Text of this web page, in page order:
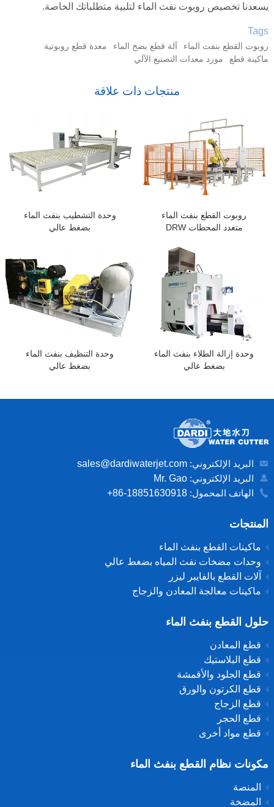
يسعدنا تخصيص روبوت نفث الماء لتلبية متطلباتك الخاصة.
Tags
روبوت القطع بنفث الماء آلة قطع بضخ الماء
معدة قطع روبوتية
ماكينة قطع
مورد معدات التصنيع الآلي
منتجات ذات علاقة
روبوت القطع بنفث الماء
متعدد المحطات DRW
وحدة التشطيب بنفث الماء
بضغط عالي
وحدة إزالة الطلاء بنفث الماء
بضغط عالي
وحدة التنظيف بنفث الماء
بضغط عالي
البريد الإلكتروني: sales@dardiwaterjet.com
البريد الإلكتروني:
الهاتف المحمول: +86-18851630918
المنتجات
ماكينات القطع بنفث الماء
وحدات مضخات نفث المياه بضغط عالي
آلات القطع بالفايبر ليزر
ماكينات معالجة المعادن والزجاج
حلول القطع بنفث الماء
قطع المعادن
قطع البلاستيك
قطع الجلود والأقمشة
قطع الكرتون والورق
قطع الزجاج
قطع الحجر
قطع مواد أخرى
مكونات نظام القطع بنفث الماء
المنصة
المضخة